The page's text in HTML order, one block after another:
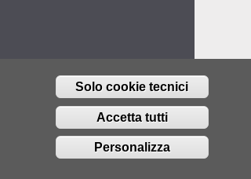
Solo cookie tecnici
Accetta tutti
Personalizza